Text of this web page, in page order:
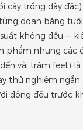
cây trồng dày
đoạn băng
không đều —
phẩm nhưng các
vài trăm feet)
thử nghiệm ngắn
đồng đều trước